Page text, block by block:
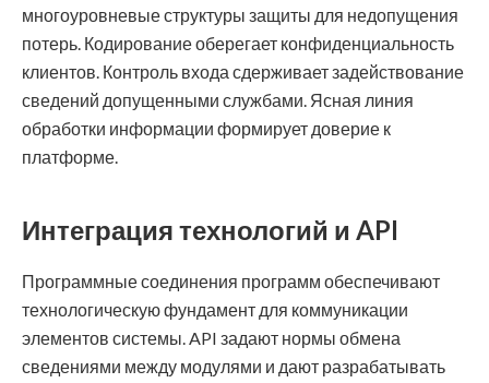
многоуровневые структуры защиты для недопущения
потерь. Кодирование оберегает конфиденциальность
клиентов. Контроль входа сдерживает задействование
сведений допущенными службами. Ясная линия
обработки информации формирует доверие к
платформе.
Интеграция технологий и API
Программные соединения программ обеспечивают
технологическую фундамент для коммуникации
элементов системы. API задают нормы обмена
сведениями между модулями и дают разрабатывать